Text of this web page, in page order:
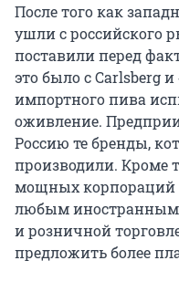
После того как
ушли с российского
поставили перед
это было с Carlsberg
импортного пива
оживление.
Россию те бренды,
производили. Кроме
мощных корпораций
любым иностранным
и розничной
предложить более